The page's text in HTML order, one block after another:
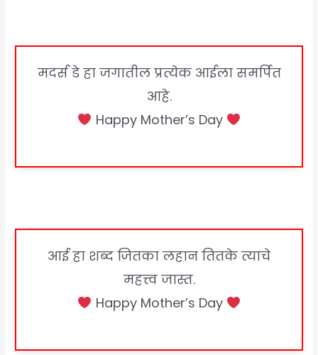
मदर्स डे हा जगातील प्रत्येक आईला समर्पित
आहे.
Happy Mother’s Day
आई हा शब्द जितका लहान तितके त्याचे
महत्त्व जास्त.
Happy Mother’s Day